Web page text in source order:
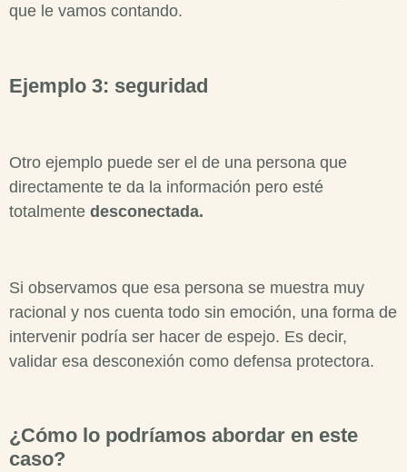
que le vamos contando.
Ejemplo 3: seguridad
Otro ejemplo puede ser el de una persona que
directamente te da la información pero esté
totalmente desconectada.
Si observamos que esa persona se muestra muy
racional y nos cuenta todo sin emoción, una forma de
intervenir podría ser hacer de espejo. Es decir,
validar esa desconexión como defensa protectora.
¿Cómo lo podríamos abordar en este
caso?